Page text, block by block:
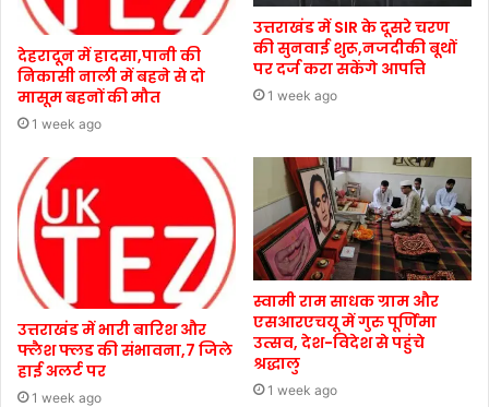
देहरादून में हादसा,पानी की
निकासी नाली में बहने से दो
मासूम बहनों की मौत
1 week ago
उत्तराखंड में SIR के दूसरे चरण
की सुनवाई शुरू,नजदीकी बूथों
पर दर्ज करा सकेंगे आपत्ति
1 week ago
उत्तराखंड में भारी बारिश और
फ्लैश फ्लड की संभावना,7 जिले
हाई अलर्ट पर
1 week ago
स्वामी राम साधक ग्राम और
एसआरएचयू में गुरु पूर्णिमा
उत्सव, देश-विदेश से पहुंचे
श्रद्धालु
1 week ago